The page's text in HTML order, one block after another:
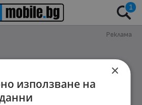
Реклама
1
×
използване на